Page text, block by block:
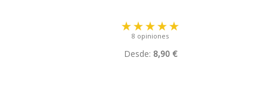
8 opiniones
Desde: 8,90 €